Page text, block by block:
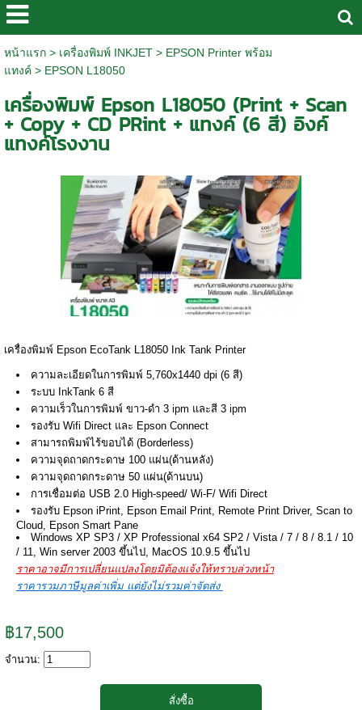
หน้าแรก> เครื่องพิมพ์ INKJET> EPSON Printer พร้อม
แทงค์> EPSON L18050
เครื่องพิมพ์ Epson L18050 (Print + Scan
+ Copy + CD PRint + แทงค์ (6 สี) อิงค์
แทงค์โรงงาน
เครื่องพิมพ์ Epson EcoTank L18050 Ink Tank Printer
ความละเอียดในการพิมพ์ 5,760x1440 dpi (6 สี)
ระบบ InkTank 6 สี
ความเร็วในการพิมพ์ ขาว-ดำ 3 ipm และสี 3 ipm
รองรับ Wifi Direct และ Epson Connect
สามารถพิมพ์ไร้ขอบได้ (Borderless)
ความจุดถาดกระดาษ 100 แผ่น(ด้านหลัง)
ความจุดถาดกระดาษ 50 แผ่น(ด้านบน)
การเชื่อมต่อ USB 2.0 High-speed/ Wi-F/ Wifi Direct
รองรับ Epson iPrint, Epson Email Print, Remote Print Driver, Scan to
Cloud, Epson Smart Pane
Windows XP SP3 / XP Professional x64 SP2 / Vista / 7 / 8 / 8.1 / 10
/ 11, Win server 2003 ขึ้นไป, MacOS 10.9.5 ขึ้นไป
ราคาอาจมีการเปลี่ยนแปลงโดยมิต้องแจ้งให้ทราบล่วงหน้า
ราคารวมภาษีมูลค่าเพิ่ม แต่ยังไม่รวมค่าจัดส่ง
฿17,500
จำนวน: